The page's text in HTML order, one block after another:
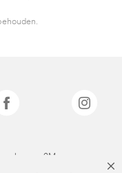
van 3M.we